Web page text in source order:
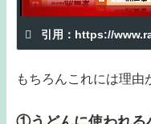
引用：https://
もちろんこれには理由